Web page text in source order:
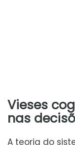
Vieses
nas
A teoria do